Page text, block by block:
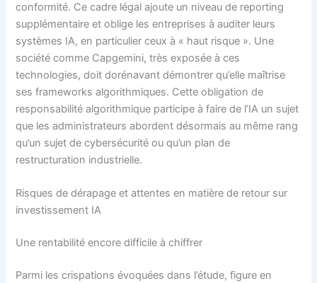
conformité. Ce cadre légal ajoute un niveau de reporting
supplémentaire et oblige les entreprises à auditer leurs
systèmes IA, en particulier ceux à « haut risque ». Une
société comme Capgemini, très exposée à ces
technologies, doit dorénavant démontrer qu’elle maîtrise
ses frameworks algorithmiques. Cette obligation de
responsabilité algorithmique participe à faire de l’IA un sujet
que les administrateurs abordent désormais au même rang
qu’un sujet de cybersécurité ou qu’un plan de
restructuration industrielle.
Risques de dérapage et attentes en matière de retour sur
investissement IA
Une rentabilité encore difficile à chiffrer
Parmi les crispations évoquées dans l’étude, figure en